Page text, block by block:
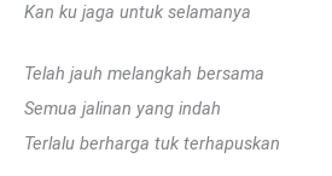
Kan ku jaga untuk selamanya
Telah jauh melangkah bersama
Semua jalinan yang indah
Terlalu berharga tuk terhapuskan